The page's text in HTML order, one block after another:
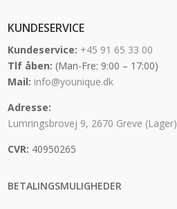
KUNDESERVICE
Kundeservice: +45 91 65 33 00
Tlf åben: (Man-Fre: 9:00 – 17:00)
Mail: info@younique.dk
Adresse:
Lumringsbrovej 9, 2670 Greve (Lager)
CVR: 40950265
BETALINGSMULIGHEDER